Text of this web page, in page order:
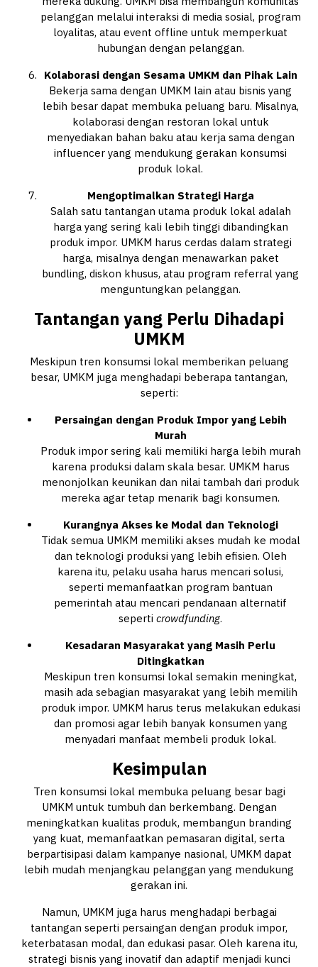
pelanggan melalui interaksi di media sosial, program
loyalitas, atau event offline untuk memperkuat
hubungan dengan pelanggan.
Kolaborasi dengan Sesama UMKM dan Pihak Lain
Bekerja sama dengan UMKM lain atau bisnis yang
lebih besar dapat membuka peluang baru. Misalnya,
kolaborasi dengan restoran lokal untuk
menyediakan bahan baku atau kerja sama dengan
influencer yang mendukung gerakan konsumsi
produk lokal.
Mengoptimalkan Strategi Harga
Salah satu tantangan utama produk lokal adalah
harga yang sering kali lebih tinggi dibandingkan
produk impor. UMKM harus cerdas dalam strategi
harga, misalnya dengan menawarkan paket
bundling, diskon khusus, atau program referral yang
menguntungkan pelanggan.
Tantangan yang Perlu Dihadapi
UMKM
Meskipun tren konsumsi lokal memberikan peluang
besar, UMKM juga menghadapi beberapa tantangan,
seperti:
Persaingan dengan Produk Impor yang Lebih
Murah
Produk impor sering kali memiliki harga lebih murah
karena produksi dalam skala besar. UMKM harus
menonjolkan keunikan dan nilai tambah dari produk
mereka agar tetap menarik bagi konsumen.
Kurangnya Akses ke Modal dan Teknologi
Tidak semua UMKM memiliki akses mudah ke modal
dan teknologi produksi yang lebih efisien. Oleh
karena itu, pelaku usaha harus mencari solusi,
seperti memanfaatkan program bantuan
pemerintah atau mencari pendanaan alternatif
seperti crowdfunding.
Kesadaran Masyarakat yang Masih Perlu
Ditingkatkan
Meskipun tren konsumsi lokal semakin meningkat,
masih ada sebagian masyarakat yang lebih memilih
produk impor. UMKM harus terus melakukan edukasi
dan promosi agar lebih banyak konsumen yang
menyadari manfaat membeli produk lokal.
Kesimpulan
Tren konsumsi lokal membuka peluang besar bagi
UMKM untuk tumbuh dan berkembang. Dengan
meningkatkan kualitas produk, membangun branding
yang kuat, memanfaatkan pemasaran digital, serta
berpartisipasi dalam kampanye nasional, UMKM dapat
lebih mudah menjangkau pelanggan yang mendukung
gerakan ini.
Namun, UMKM juga harus menghadapi berbagai
tantangan seperti persaingan dengan produk impor,
keterbatasan modal, dan edukasi pasar. Oleh karena itu,
strategi bisnis yang inovatif dan adaptif menjadi kunci